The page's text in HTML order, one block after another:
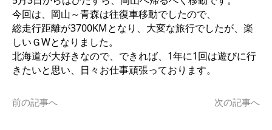
今回は、岡山～青森は往復車移動でしたので、
総走行距離が3700KMとなり、大変な旅行でしたが、楽
しいＧWとなりました。
北海道が大好きなので、できれば、1年に1回は遊びに行
きたいと思い、日々お仕事頑張っております。
前の記事へ 次の記事へ